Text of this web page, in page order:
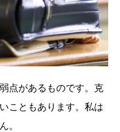
点があるものです。克
こともあります。私は
。